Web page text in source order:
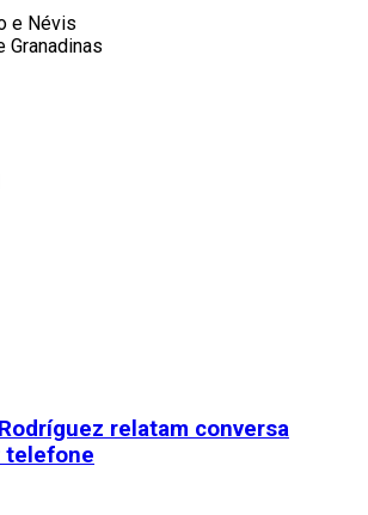
e Névis
Granadinas
relatam conversa
telefone